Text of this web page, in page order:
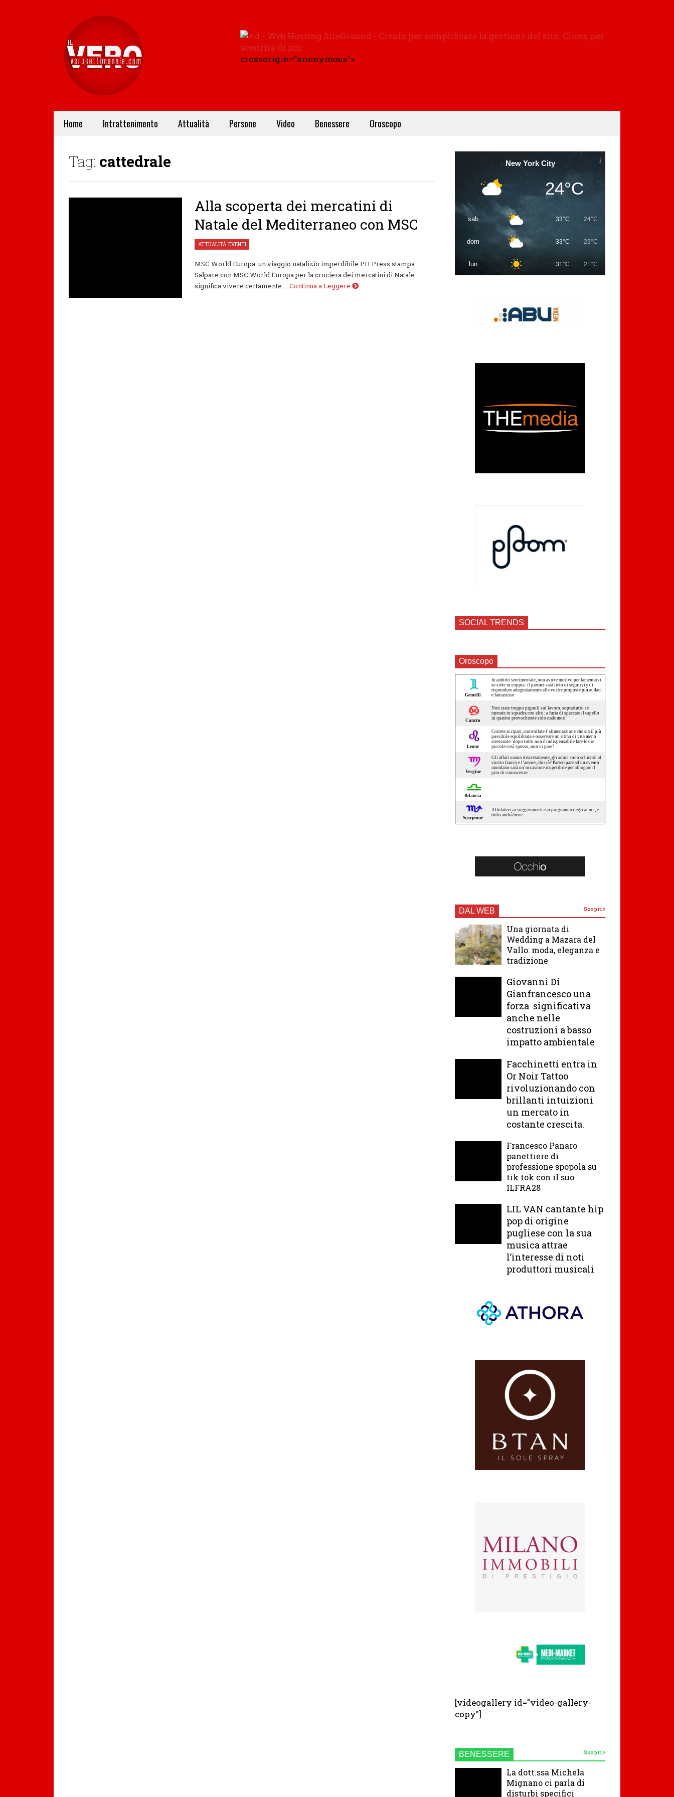
crossorigin="anonymous">
Home Intrattenimento Attualità Persone Video Benessere Oroscopo
Tag: cattedrale
Alla scoperta dei mercatini di
Natale del Mediterraneo con MSC
ATTUALITÀ,EVENTI
MSC World Europa: un viaggio natalizio imperdibile PH Press stampa
Salpare con MSC World Europa per la crociera dei mercatini di Natale
significa vivere certamente ... Continua a Leggere
New York City
24°C
sab 33°C 24°C
dom 33°C 23°C
lun 31°C 21°C
SOCIAL TRENDS
Oroscopo
DAL WEB Scopri
Una giornata di
Wedding a Mazara del
Vallo: moda, eleganza e
tradizione
Giovanni Di
Gianfrancesco una
forza significativa
anche nelle
costruzioni a basso
impatto ambientale
Facchinetti entra in
Or Noir Tattoo
rivoluzionando con
brillanti intuizioni
un mercato in
costante crescita.
Francesco Panaro
panettiere di
professione spopola su
tik tok con il suo
ILFRA28
LIL VAN cantante hip
pop di origine
pugliese con la sua
musica attrae
l’interesse di noti
produttori musicali
[videogallery id="video-gallery-
copy"]
BENESSERE Scopri
La dott.ssa Michela
Mignano ci parla di
disturbi specifici